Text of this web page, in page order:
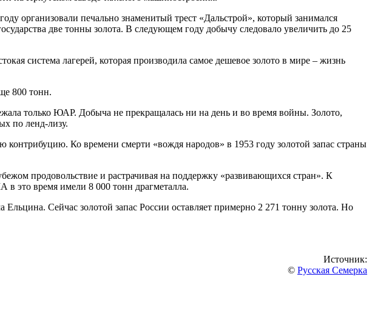
организовали печально знаменитый трест «Дальстрой», который занимался
две тонны золота. В следующем году добычу следовало увеличить до 25
система лагерей, которая производила самое дешевое золото в мире – жизнь
800 тонн.
только ЮАР. Добыча не прекращалась ни на день и во время войны. Золото,
по ленд-лизу.
Ко времени смерти «вождя народов» в 1953 году золотой запас страны
продовольствие и растрачивая на поддержку «развивающихся стран». К
в это время имели 8 000 тонн драгметалла.
Сейчас золотой запас России оставляет примерно 2 271 тонну золота. Но
Источник:
© Русская Семерка